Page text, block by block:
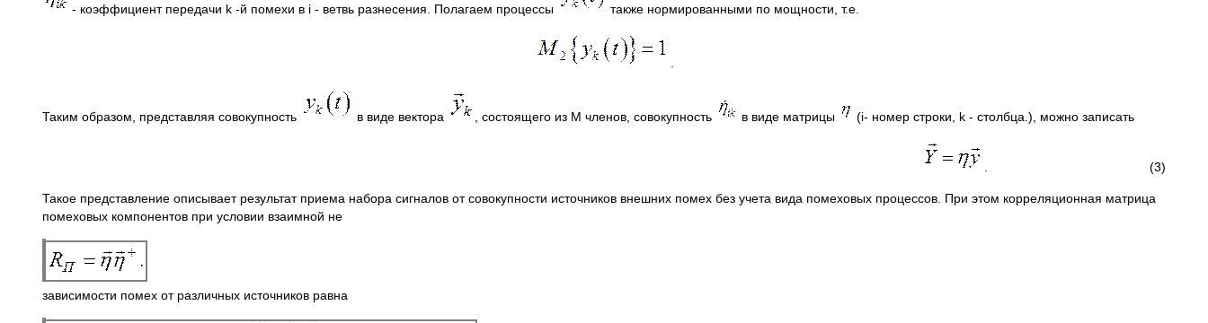
- коэффициент передачи k -й помехи в i - ветвь разнесения. Полагаем процессы также нормированными по мощности, т.е.
Таким образом, представляя совокупность в виде вектора , состоящего из М членов, совокупность в виде матрицы (i- номер строки, k - столбца.), можно записать
. (3)
Такое представление описывает результат приема набора сигналов от совокупности источников внешних помех без учета вида помеховых процессов. При этом корреляционная матрица
помеховых компонентов при условии взаимной не
зависимости помех от различных источников равна